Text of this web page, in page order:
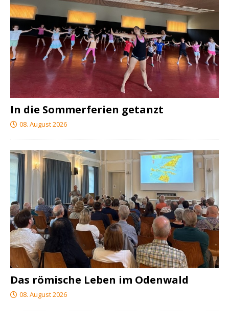
In die Sommerferien getanzt
08. August 2026
Das römische Leben im Odenwald
08. August 2026